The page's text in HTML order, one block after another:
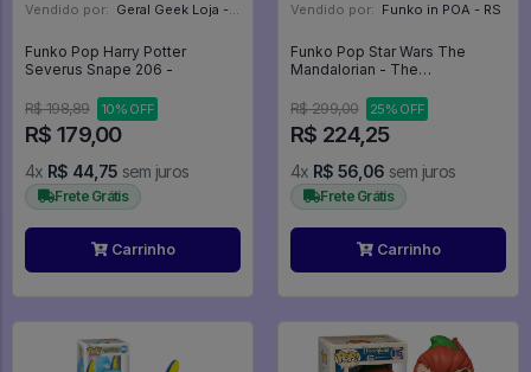
Vendido por: Geral Geek Loja - SP
Funko Pop Harry Potter
Severus Snape 206 -
R$ 198,89 10% OFF
R$ 179,00
4x R$ 44,75 sem juros
Frete Grátis
Carrinho
Vendido por: Funko in POA - RS
Funko Pop Star Wars The
Mandalorian - The
Baby Yoda - Grogu - Star Wars
#461
R$ 299,00 25% OFF
R$ 224,25
4x R$ 56,06 sem juros
Frete Grátis
Carrinho